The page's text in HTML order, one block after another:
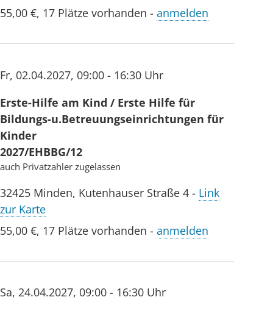
55,00 €, 17 Plätze vorhanden - anmelden
Fr, 02.04.2027, 09:00 - 16:30 Uhr
Erste-Hilfe am Kind / Erste Hilfe für
Bildungs-u.Betreuungseinrichtungen für
Kinder
2027/EHBBG/12
auch Privatzahler zugelassen
32425 Minden, Kutenhauser Straße 4 - Link
zur Karte
55,00 €, 17 Plätze vorhanden - anmelden
Sa, 24.04.2027, 09:00 - 16:30 Uhr